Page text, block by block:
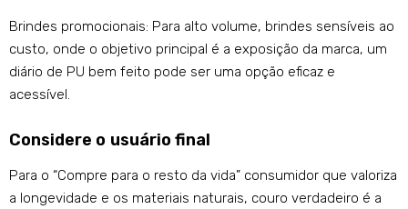
Brindes promocionais: Para alto volume, brindes sensíveis ao
custo, onde o objetivo principal é a exposição da marca, um
diário de PU bem feito pode ser uma opção eficaz e
acessível.
Considere o usuário final
Para o “Compre para o resto da vida” consumidor que valoriza
a longevidade e os materiais naturais, couro verdadeiro é a